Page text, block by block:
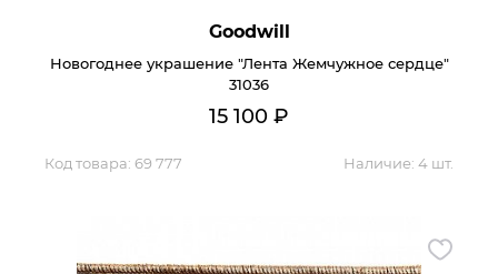
Goodwill
Новогоднее украшение "Лента Жемчужное сердце"
31036
15 100 ₽
Код товара: 69 777 Наличие: 4 шт.